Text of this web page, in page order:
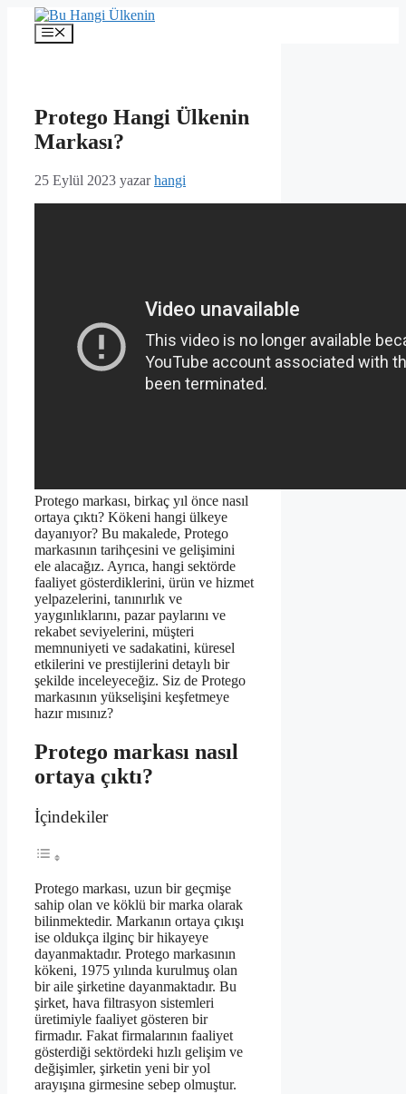
İçeriğe
Menü
Protego Hangi Ülkenin
Markası?
25 Eylül 2023 yazarhangi
Protego markası, birkaç yıl önce nasıl
ortaya çıktı? Kökeni hangi ülkeye
dayanıyor? Bu makalede, Protego
markasının tarihçesini ve gelişimini
ele alacağız. Ayrıca, hangi sektörde
faaliyet gösterdiklerini, ürün ve hizmet
yelpazelerini, tanınırlık ve
yaygınlıklarını, pazar paylarını ve
rekabet seviyelerini, müşteri
memnuniyeti ve sadakatini, küresel
etkilerini ve prestijlerini detaylı bir
şekilde inceleyeceğiz. Siz de Protego
markasının yükselişini keşfetmeye
hazır mısınız?
Protego markası nasıl
ortaya çıktı?
İçindekiler
Protego markası, uzun bir geçmişe
sahip olan ve köklü bir marka olarak
bilinmektedir. Markanın ortaya çıkışı
ise oldukça ilginç bir hikayeye
dayanmaktadır. Protego markasının
kökeni, 1975 yılında kurulmuş olan
bir aile şirketine dayanmaktadır. Bu
şirket, hava filtrasyon sistemleri
üretimiyle faaliyet gösteren bir
firmadır. Fakat firmalarının faaliyet
gösterdiği sektördeki hızlı gelişim ve
değişimler, şirketin yeni bir yol
arayışına girmesine sebep olmuştur.